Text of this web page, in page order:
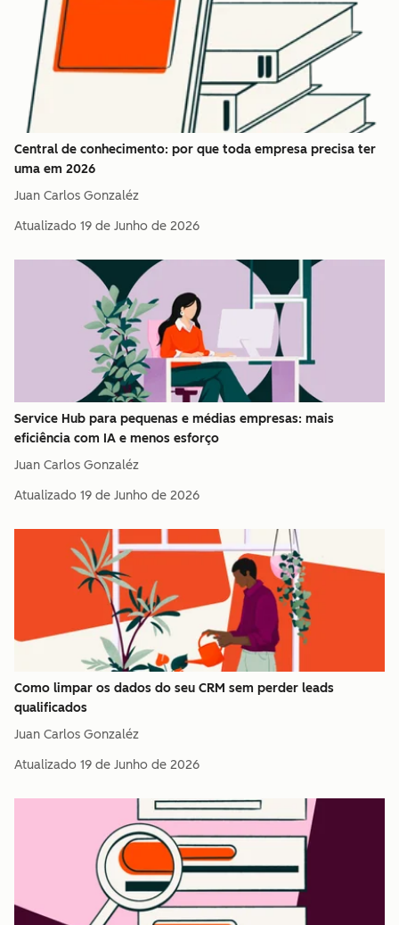
Central de conhecimento: por que toda empresa precisa ter
uma em 2026
Juan Carlos Gonzaléz
Atualizado 19 de Junho de 2026
Service Hub para pequenas e médias empresas: mais
eficiência com IA e menos esforço
Juan Carlos Gonzaléz
Atualizado 19 de Junho de 2026
Como limpar os dados do seu CRM sem perder leads
qualificados
Juan Carlos Gonzaléz
Atualizado 19 de Junho de 2026